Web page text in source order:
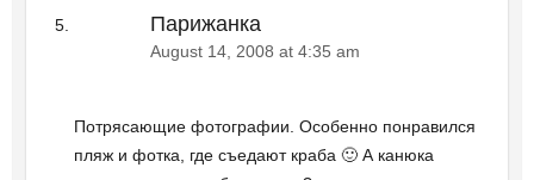
Парижанка
August 14, 2008 at 4:35 am
Потрясающие фотографии. Особенно понравился
пляж и фотка, где съедают краба 🙂 А канюка